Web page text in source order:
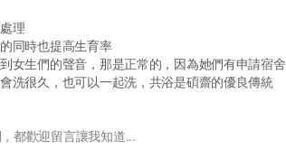
理
同時也提高生育率
女生們的聲音，那是正常的，因為她們有申請宿舍
洗很久，也可以一起洗，共浴是碩齋的優良傳統
都歡迎留言讓我知道...